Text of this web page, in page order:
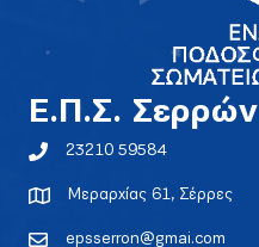
E.Π.Σ. Σερρών
23210 59584
Μεραρχίας 61, Σέρρες
epsserron@gmai.com